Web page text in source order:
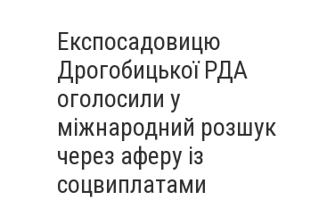
Експосадовицю
Дрогобицької РДА
оголосили у
міжнародний розшук
через аферу із
соцвиплатами